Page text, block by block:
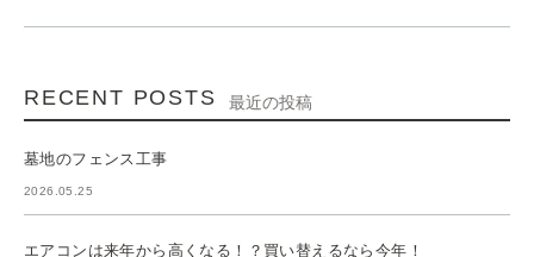
RECENT POSTS 最近の投稿
墓地のフェンス工事
2026.05.25
エアコンは来年から高くなる！？買い替えるなら今年！